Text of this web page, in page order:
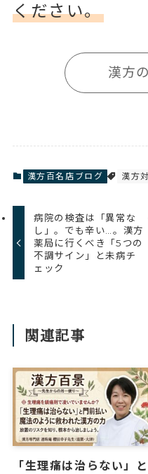
ください。
漢方
漢方百名店ブログ 漢方
病院の検査は「異常な
し」。でも辛い…。漢方
薬局に行くべき「5つの
不調サイン」と未病チ
ェック
関連記事
「生理痛は治らない」と